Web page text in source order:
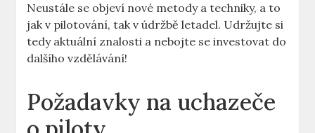
Neustále se objeví nové metody‌ a techniky, a to
jak v pilotování, tak ⁤v údržbě letadel.⁢ Udržujte si
⁤tedy⁤ aktuální‍ znalosti a nebojte‌ se investovat do
‍dalšího vzdělávání!
Požadavky ‌na uchazeče⁣